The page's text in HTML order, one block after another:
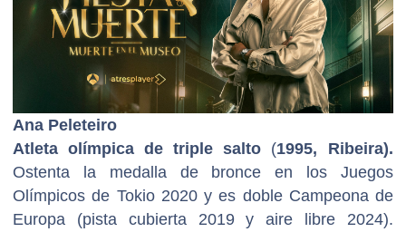
Ana Peleteiro
Atleta olímpica de triple salto (1995, Ribeira).
Ostenta la medalla de bronce en los Juegos
Olímpicos de Tokio 2020 y es doble Campeona de
Europa (pista cubierta 2019 y aire libre 2024).